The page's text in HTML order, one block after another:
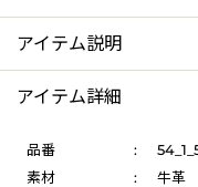
アイテム説明
アイテム詳細
品番 :
素材
:
牛革